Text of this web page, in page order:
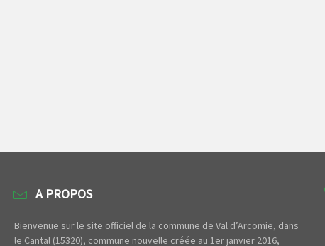
A PROPOS
Bienvenue sur le site officiel de la commune de Val d’Arcomie, dans
le Cantal (15320), commune nouvelle créée au 1er janvier 2016,